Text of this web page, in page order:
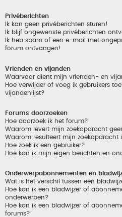
Privéberichten
Ik kan geen privéberichten sturen!
Ik blijf ongewenste privéberichten
Ik heb spam of een e-mail met
forum ontvangen!
Vrienden en vijanden
Waarvoor dient mijn vrienden- en
Hoe verwijder of voeg ik gebruikers
vijandenlijst?
Forums doorzoeken
Hoe doorzoek ik het forum?
Waarom levert mijn zoekopdracht
Waarom resulteert mijn zoekopdracht
Hoe zoek ik een gebruiker?
Hoe kan ik mijn eigen berichten en
Onderwerpabonnementen en
Wat is het verschil tussen een
Hoe kan ik een bladwijzer of
onderwerpen?
Hoe kan ik een bladwijzer of
forums?